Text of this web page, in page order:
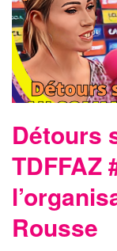
Détours
TDFFAZ
Rousse